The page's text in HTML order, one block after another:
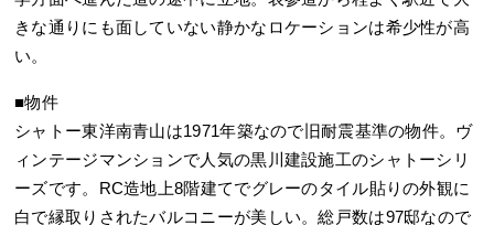
きな通りにも面していない静かなロケーションは希少性が高
い。
■物件
シャトー東洋南青山は1971年築なので旧耐震基準の物件。ヴ
ィンテージマンションで人気の黒川建設施工のシャトーシリ
ーズです。RC造地上8階建てでグレーのタイル貼りの外観に
白で縁取りされたバルコニーが美しい。総戸数は97邸なので